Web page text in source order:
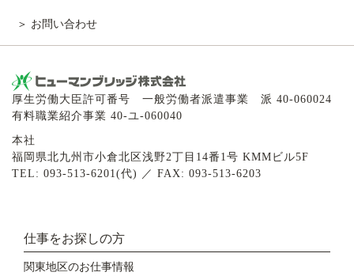
お問い合わせ
厚生労働大臣許可番号 一般労働者派遣事業 派 40-060024
有料職業紹介事業 40-ユ-060040
本社
福岡県北九州市小倉北区浅野2丁目14番1号 KMMビル5F
TEL: 093-513-6201(代) ／ FAX: 093-513-6203
仕事をお探しの方
関東地区のお仕事情報